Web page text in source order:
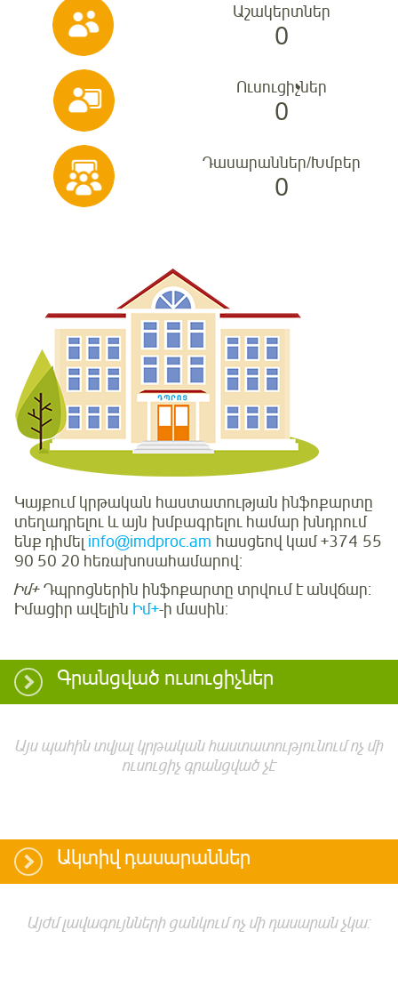
Աշակերտներ
0
Ուսուցիչներ
0
Դասարաններ/Խմբեր
0
Կայքում կրթական հաստատության ինֆոքարտը
տեղադրելու և այն խմբագրելու համար խնդրում
ենք դիմել info@imdproc.am հասցեով կամ +374 55
90 50 20 հեռախոսահամարով:
Իմ+Դպրոցներին ինֆոքարտը տրվում է անվճար:
Իմացիր ավելին Իմ+-ի մասին:
Գրանցված ուսուցիչներ
Այս պահին տվյալ կրթական հաստատությունում ոչ մի
ուսուցիչ գրանցված չէ
Ակտիվ դասարաններ
Այժմ լավագույնների ցանկում ոչ մի դասարան չկա: